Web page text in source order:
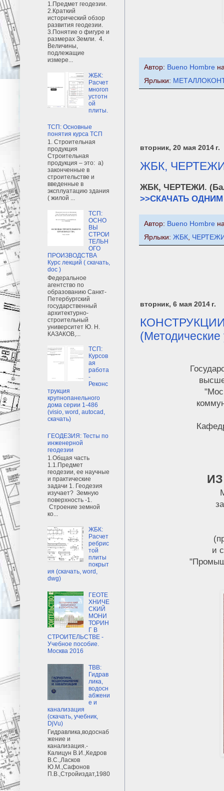
Автор: Bueno Hombre
Ярлыки:
вторник, 20 мая 2014 г.
ЖБК,
ЖБК, ЧЕРТЕЖИ.
>>СКАЧАТЬ
Автор: Bueno Hombre
Ярлыки: ЖБК
вторник, 6 мая 2014 г.
(Методические
и
1.Предмет геодезии.
2.Краткий
исторический обзор
развития геодезии.
3.Понятие о фигуре и
размерах Земли. 4.
Величины,
подлежащие
измере...
ЖБК:
Расчет
многоп
устотн
ой
плиты.
ТСП: Основные
понятия курса ТСП
1. Строительная
продукция
Строительная
продукция – это: а)
законченные в
строительстве и
введенные в
эксплуатацию здания
( жилой ...
ТСП:
ОСНО
ВЫ
СТРОИ
ТЕЛЬН
ОГО
ПРОИЗВОДСТВА
Курс лекций ( скачать,
doc )
Федеральное
агентство по
образованию Санкт-
Петербургский
государственный
архитектурно-
строительный
университет Ю. Н.
КАЗАКОВ,...
ТСП:
Курсов
ая
работа
-
Реконс
трукция
крупнопанельного
дома серии 1-486
(visio, word, autocad,
скачать)
ГЕОДЕЗИЯ: Тесты по
инженерной
геодезии
1.Общая часть
1.1.Предмет
геодезии, ее научные
и практические
задачи 1. Геодезия
изучает? Земную
поверхность -1.
Строение земной
ко...
ЖБК:
Расчет
ребрис
той
плиты
покрыт
ия (скачать, word,
dwg)
ГЕОТЕ
ХНИЧЕ
СКИЙ
МОНИ
ТОРИН
Г В
СТРОИТЕЛЬСТВЕ -
Учебное пособие.
Москва 2016
ТВВ:
Гидрав
лика,
водосн
абжени
е и
канализация
(скачать, учебник,
DjVu)
Гидравлика,водоснаб
жение и
канализация.-
Калицун В.И.,Кедров
В.С.,Ласков
Ю.М.,Сафонов
П.В.,Стройиздат,1980